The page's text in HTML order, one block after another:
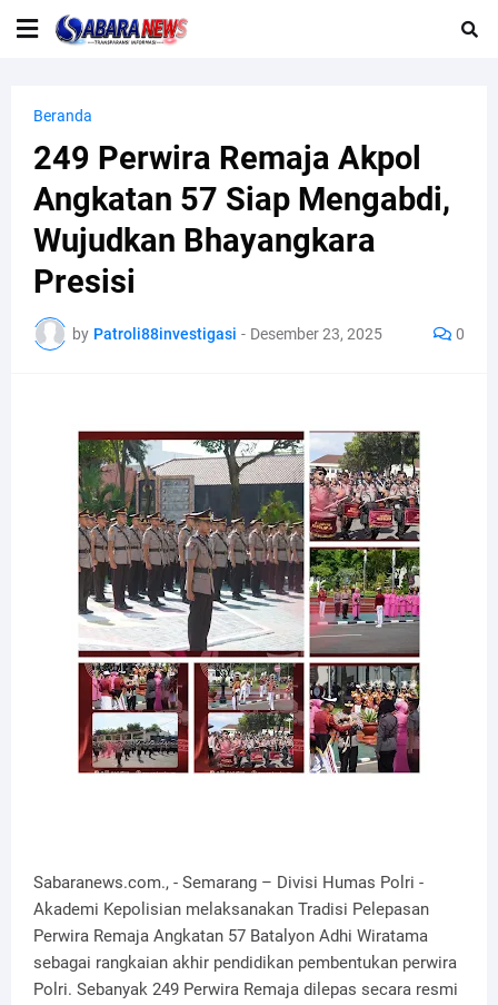
Beranda
249 Perwira Remaja Akpol
Angkatan 57 Siap Mengabdi,
Wujudkan Bhayangkara
Presisi
by Patroli88investigasi - Desember 23, 2025 0
Sabaranews.com., - Semarang – Divisi Humas Polri -
Akademi Kepolisian melaksanakan Tradisi Pelepasan
Perwira Remaja Angkatan 57 Batalyon Adhi Wiratama
sebagai rangkaian akhir pendidikan pembentukan perwira
Polri. Sebanyak 249 Perwira Remaja dilepas secara resmi